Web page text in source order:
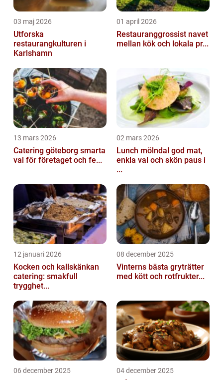
03 maj 2026
Utforska
restaurangkulturen i
Karlshamn
01 april 2026
Restauranggrossist navet
mellan kök och lokala pr...
13 mars 2026
Catering göteborg smarta
val för företaget och fe...
02 mars 2026
Lunch mölndal god mat,
enkla val och skön paus i
...
12 januari 2026
Kocken och kallskänkan
catering: smakfull
trygghet...
08 december 2025
Vinterns bästa gryträtter
med kött och rotfrukter...
06 december 2025 04 december 2025